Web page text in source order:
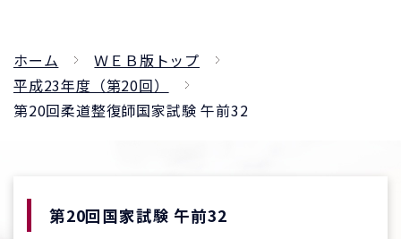
ホーム
ＷＥＢ版トップ
平成23年度（第20回）
第20回柔道整復師国家試験 午前32
第20回国家試験 午前32